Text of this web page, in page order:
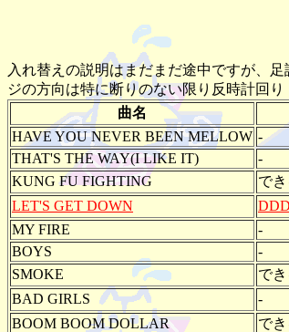
入れ替えの説明はまだまだ途中ですが、
ジの方向は特に断りのない限り反時計回
曲名
HAVE YOU NEVER BEEN MELLOW -
THAT'S THE WAY(I LIKE IT)
-
KUNG FU FIGHTING
でき
LET'S GET DOWN
MY FIRE
-
BOYS
-
SMOKE
でき
BAD GIRLS
-
BOOM BOOM DOLLAR
で